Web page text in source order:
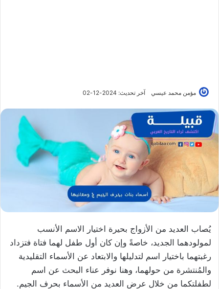
مؤمن محمد عيسي آخر تحديث: 2024-12-02
يُصاب العديد من الأزواج بحيرة اختيار الاسم الأنسب
لمولودهما الجديد، خاصةً وإن كان أول طفل لهما فتاة فتزداد
رغبتهما باختيار اسم لتدليلها والابتعاد عن الأسماء التقليدية
والمُنتشرة من حولهما، وهنا نوفر عناء البحث عن اسم
لطفلتكما من خلال عرض العديد من الأسماء بحرف الجيم.